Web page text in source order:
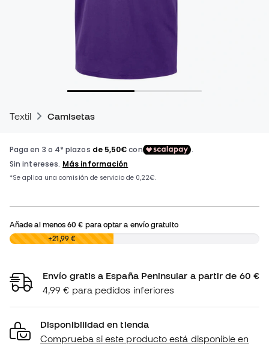
Textil Camisetas
Añade al menos60 € para optar a envío gratuito
0,00 € +21,99 €
Envío gratis a España Peninsular a partir de 60 €
4,99 € para pedidos inferiores
Disponibilidad en tienda
Comprueba si este producto está disponible en